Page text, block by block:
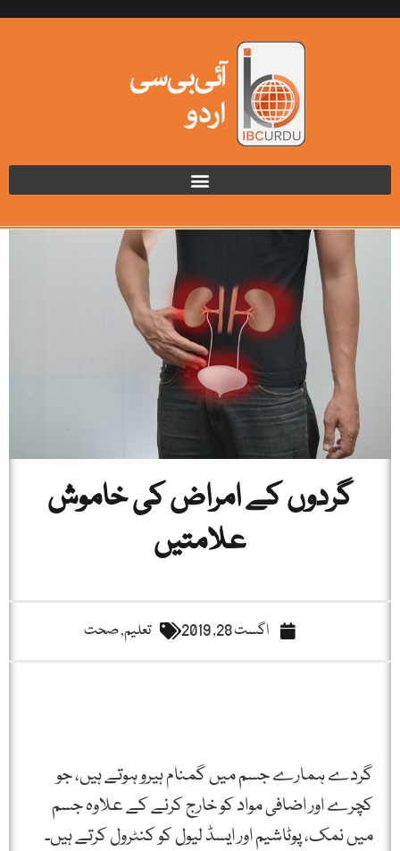
گردوں کے امراض کی خاموش
علامتیں
اگست 28, 2019 تعلیم,صحت
گردے ہمارے جسم میں گمنام ہیرو ہوتے ہیں، جو
کچرے اور اضافی مواد کو خارج کرنے کے علاوہ جسم
میں نمک، پوٹاشیم اور ایسڈ لیول کو کنٹرول کرتے ہیں۔